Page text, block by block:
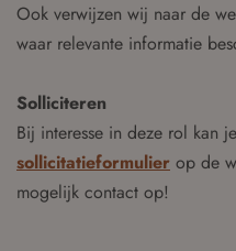
Ook verwijzen wij naar de
waar relevante informatie
Solliciteren
Bij interesse in deze rol kan
sollicitatieformulier op de
mogelijk contact op!